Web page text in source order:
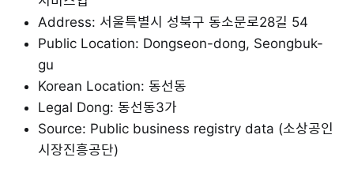
Address: 서울특별시 성북구 동소문로28길 54
Public Location: Dongseon-dong, Seongbuk-
gu
Korean Location: 동선동
Legal Dong: 동선동3가
Source: Public business registry data (소상공인
시장진흥공단)